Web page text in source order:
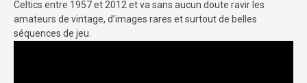
Celtics entre 1957 et 2012 et va sans aucun doute ravir les
amateurs de vintage, d’images rares et surtout de belles
séquences de jeu.